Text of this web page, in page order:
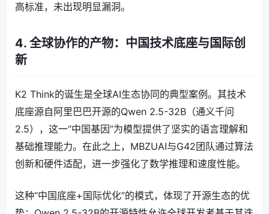
高标准，未出现明显漏洞。
4. 全球协作的产物：中国技术底座与国际创
新
K2 Think的诞生是全球AI生态协同的典型案例。其技术
底座源自阿里巴巴开源的Qwen 2.5-32B（通义千问
2.5），这一“中国基因”为模型提供了坚实的语言理解和
基础推理能力。在此之上，MBZUAI与G42团队通过算法
创新和硬件适配，进一步强化了数学推理和速度性能。
这种“中国底座+国际优化”的模式，体现了开源生态的优